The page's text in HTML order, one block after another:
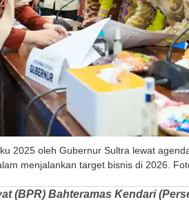
2025 oleh Gubernur Sultra lewat
menjalankan target bisnis di 2026.
(BPR) Bahteramas Kendari